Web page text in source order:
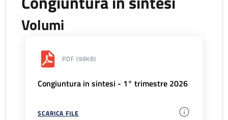
Volumi
PDF (98KB)
Congiuntura in sintesi - 1° trimestre 2026
SCARICA FILE